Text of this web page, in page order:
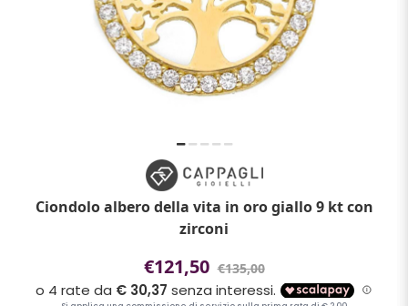
Ciondolo albero della vita in oro giallo 9 kt con
zirconi
€121,50 €135,00